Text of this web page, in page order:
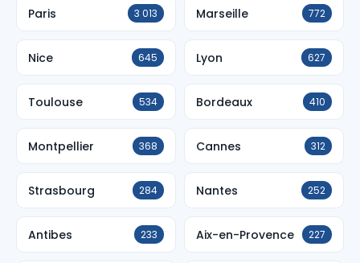
Paris 3 013 Marseille 772
Nice 645 Lyon 627
Toulouse 534 Bordeaux 410
Montpellier 368 Cannes 312
Strasbourg 284 Nantes 252
Antibes 233 Aix-en-Provence 227